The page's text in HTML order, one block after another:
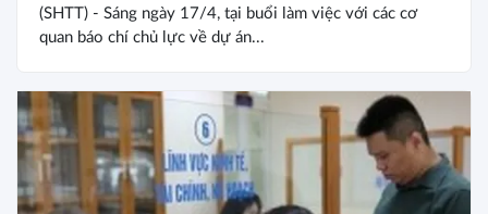
(SHTT) - Sáng ngày 17/4, tại buổi làm việc với các cơ
quan báo chí chủ lực về dự án...